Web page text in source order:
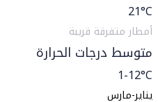
21°C
أمطار متفرقة قريبة
متوسط درجات الحرارة
1-12°C
يناير-مارس